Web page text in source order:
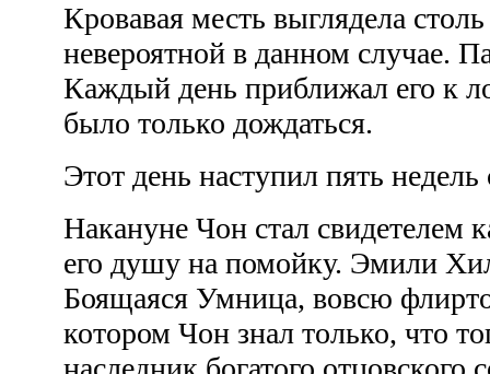
Кровавая месть выглядела
невероятной в данном случае.
Каждый день приближал его к
было только дождаться.
Этот день наступил пять
Накануне Чон стал свидетелем
его душу на помойку. Эмили
Боящаяся Умница, вовсю
котором Чон знал только, что